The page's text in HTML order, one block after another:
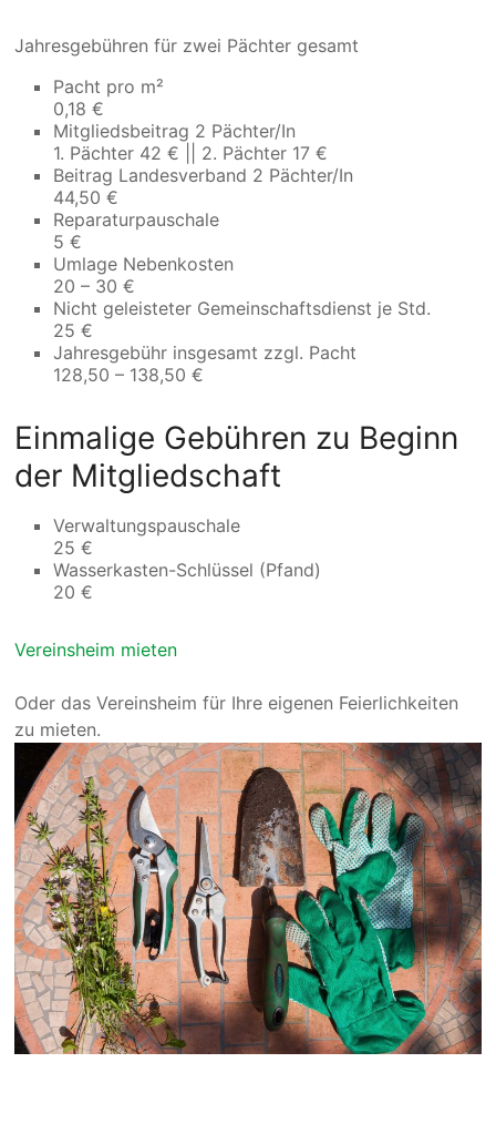
Jahresgebühren für zwei Pächter gesamt
Pacht pro m²
0,18 €
Mitgliedsbeitrag 2 Pächter/In
1. Pächter 42 € || 2. Pächter 17 €
Beitrag Landesverband 2 Pächter/In
44,50 €
Reparaturpauschale
5 €
Umlage Nebenkosten
20 – 30 €
Nicht geleisteter Gemeinschaftsdienst je Std.
25 €
Jahresgebühr insgesamt zzgl. Pacht
128,50 – 138,50 €
Einmalige Gebühren zu Beginn
der Mitgliedschaft
Verwaltungspauschale
25 €
Wasserkasten-Schlüssel (Pfand)
20 €
Vereinsheim mieten
Oder das Vereinsheim für Ihre eigenen Feierlichkeiten
zu mieten.